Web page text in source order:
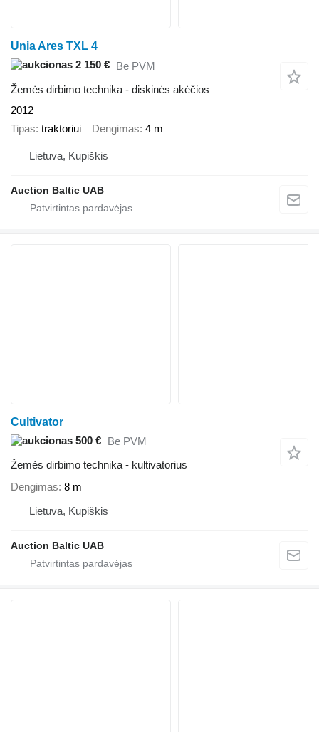
Unia Ares TXL 4
2 150 € Be PVM
Žemės dirbimo technika - diskinės akėčios
2012
Tipas traktoriui Dengimas 4 m
Lietuva, Kupiškis
Auction Baltic UAB
Cultivator
500 € Be PVM
Žemės dirbimo technika - kultivatorius
Dengimas 8 m
Lietuva, Kupiškis
Auction Baltic UAB